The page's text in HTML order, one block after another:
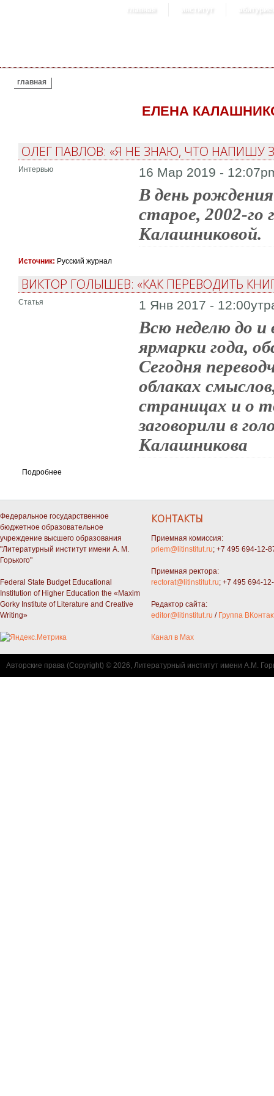
главная институт
ВЫ ЗДЕСЬ
главная
ЕЛЕНА
ОЛЕГ ПАВЛОВ: «Я НЕ ЗНАЮ, ЧТО НАПИШУ
Интервью 16 Мар 2019 -
В день
старое, 2002-го
Калашниковой.
Источник: Русский журнал
ВИКТОР ГОЛЫШЕВ: «КАК ПЕРЕВОДИТЬ
Статья 1 Янв 2017 -
Всю неделю до
ярмарки года,
Сегодня
облаках
страницах и о
заговорили в
Калашникова
Подробнее
Федеральное государственное
бюджетное образовательное
учреждение высшего образования
"Литературный институт имени А. М.
Горького"
Federal State Budget Educational
Institution of Higher Education the «Maxim
Gorky Institute of Literature and Creative
Writing»
КОНТАКТЫ
Приемная комиссия:
priem@litinstitut.ru; +7 495 694-12-
Приемная ректора:
rectorat@litinstitut.ru; +7 495 694-
Редактор сайта:
editor@litinstitut.ru / Группа
Канал в Max
Авторские права (Copyright) © 2026, Литературный институт имени А.М.